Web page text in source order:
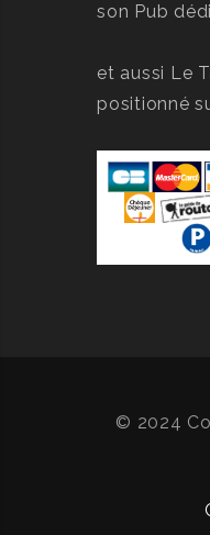
son Pub
et aussi Le
positionné
© 2024